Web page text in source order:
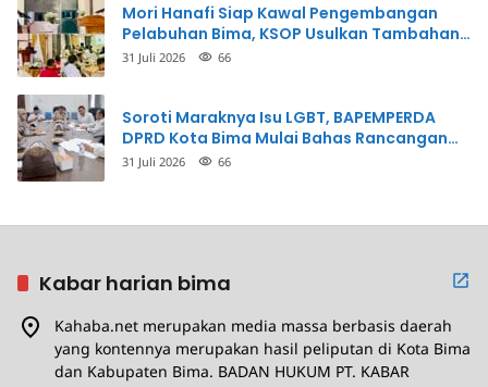
Mori Hanafi Siap Kawal Pengembangan
Pelabuhan Bima, KSOP Usulkan Tambahan
Dermaga Rp400 Miliar
31 Juli 2026 66
Soroti Maraknya Isu LGBT, BAPEMPERDA
DPRD Kota Bima Mulai Bahas Rancangan
Perda Pencegahan
31 Juli 2026 66
Kabar harian bima
Kahaba.net merupakan media massa berbasis daerah
yang kontennya merupakan hasil peliputan di Kota Bima
dan Kabupaten Bima. BADAN HUKUM PT. KABAR